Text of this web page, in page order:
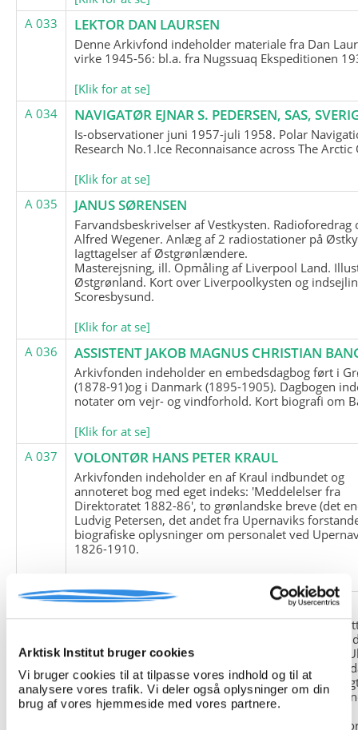
Arktisk Institut bruger cookies
Vi bruger cookies til at tilpasse vores indhold og til at
analysere vores trafik. Vi deler også oplysninger om din
brug af vores hjemmeside med vores partnere.
A 033
LEKTOR DAN LAURSEN
Denne Arkivfond indeholder materiale fra Dan
virke 1945-56: bl.a. fra Nugssuaq Ekspeditionen
[Klik for at se]
A 034
NAVIGATØR EJNAR S. PEDERSEN, SAS,
Is-observationer juni 1957-juli 1958. Polar
Research No.1.Ice Reconnaisance across The Arctic
[Klik for at se]
A 035
JANUS SØRENSEN
Farvandsbeskrivelser af Vestkysten. Radioforedrag
Alfred Wegener. Anlæg af 2 radiostationer på
Iagttagelser af Østgrønlændere.
Masterejsning, ill. Opmåling af Liverpool Land.
Østgrønland. Kort over Liverpoolkysten og
Scoresbysund.
[Klik for at se]
A 036
ASSISTENT JAKOB MAGNUS CHRISTIAN
Arkivfonden indeholder en embedsdagbog ført i
(1878-91)og i Danmark (1895-1905). Dagbogen
notater om vejr- og vindforhold. Kort biografi om
[Klik for at se]
A 037
VOLONTØR HANS PETER KRAUL
Arkivfonden indeholder en af Kraul indbundet og
annoteret bog med eget indeks: 'Meddelelser fra
Direktoratet 1882-86', to grønlandske breve (det
Ludvig Petersen, det andet fra Upernaviks
biografiske oplysninger om personalet ved
1826-1910.
A 038
FRIEDRICH LITTMANN
Denne arkivfond indeholder en kopi af Friedrich
upublicerede erindringer. Originalen befinder sig i
tyske historiker Franz Selingers privatarkiv i byen
Tyskland. Friedrich Littmann var en af de tyske
der var med i vejrstationen "Holzauge" i Hansa
Nordøstgrønland under Anden Verdenskrig.
"Holzauge" blev opdaget af Nordøstgrønlands
Slædepatrulje med Eli Knudsen som medlem og